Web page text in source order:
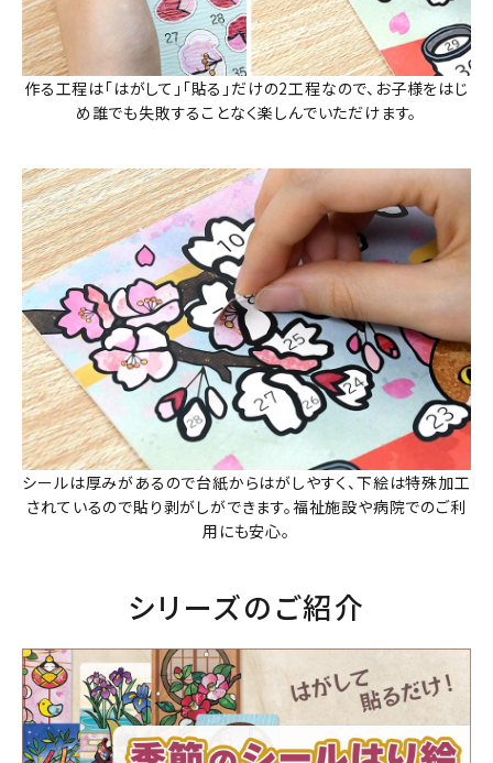
作る工程は「はがして」「貼る」だけの2工程なので、お子様をはじ
め誰でも失敗することなく楽しんでいただけます。
シールは厚みがあるので台紙からはがしやすく、下絵は特殊加工
されているので貼り剥がしができます。福祉施設や病院でのご利
用にも安心。
シリーズのご紹介